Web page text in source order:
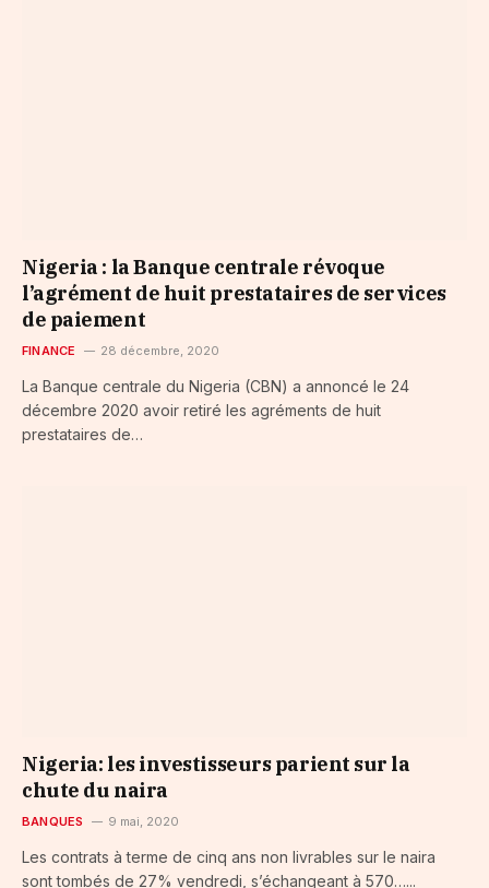
Nigeria : la Banque centrale révoque
l’agrément de huit prestataires de services
de paiement
FINANCE 28 décembre, 2020
La Banque centrale du Nigeria (CBN) a annoncé le 24
décembre 2020 avoir retiré les agréments de huit
prestataires de…
Nigeria: les investisseurs parient sur la
chute du naira
BANQUES 9 mai, 2020
Les contrats à terme de cinq ans non livrables sur le naira
sont tombés de 27% vendredi, s’échangeant à 570…...